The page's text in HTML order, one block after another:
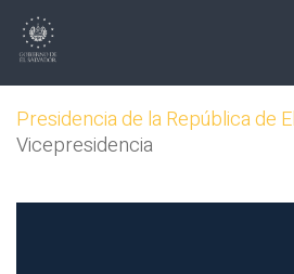
Presidencia de la República de
Vicepresidencia